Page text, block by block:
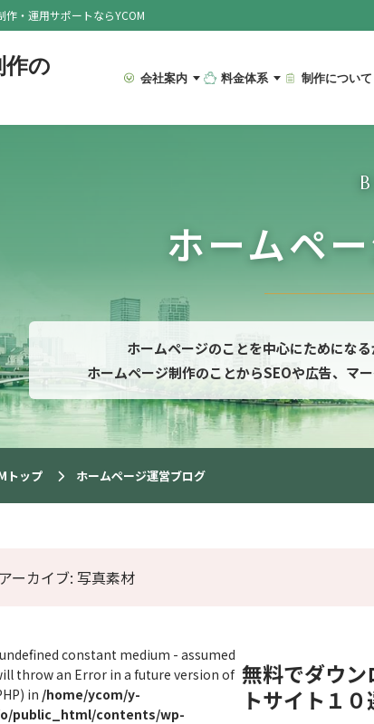
・運用サポートならYCOM
の
会社案内 料金体系 制作について
ホームペ
ホームページのことを中心にためにな
ホームページ制作のことからSEOや広告、マ
トップ ホームページ運営ブログ
ーカイブ: 写真素材
無料でダウ
トサイト１０
constant medium - assumed
throw an Error in a future version of
in /home/ycom/y-
public_html/contents/wp-